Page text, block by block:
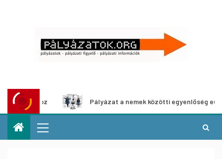
Pályázat a nemek közötti egyenlőség európai